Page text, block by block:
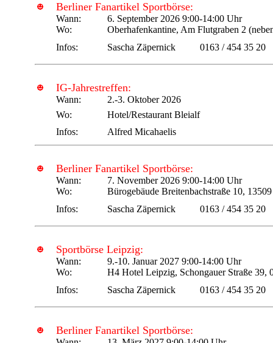
Berliner Fanartikel Sportbörse:
Wann:
6. September 2026 9:00-14:00 Uhr
Wo:
Oberhafenkantine, Am Flutgraben 2
Infos:
Sascha Zäpernick 0163 / 454 35 20
IG-Jahrestreffen:
Wann:
2.-3. Oktober 2026
Wo:
Hotel/Restaurant Bleialf
Infos:
Alfred Micahaelis
Berliner Fanartikel Sportbörse:
Wann:
7. November 2026 9:00-14:00 Uhr
Wo:
Bürogebäude Breitenbachstraße 10,
Infos:
Sascha Zäpernick 0163 / 454 35 20
Sportbörse Leipzig:
Wann:
9.-10. Januar 2027 9:00-14:00 Uhr
Wo:
H4 Hotel Leipzig, Schongauer Straße 39,
Infos:
Sascha Zäpernick 0163 / 454 35 20
Berliner Fanartikel Sportbörse: